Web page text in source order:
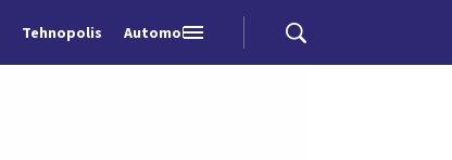
Tehnopolis Automobili